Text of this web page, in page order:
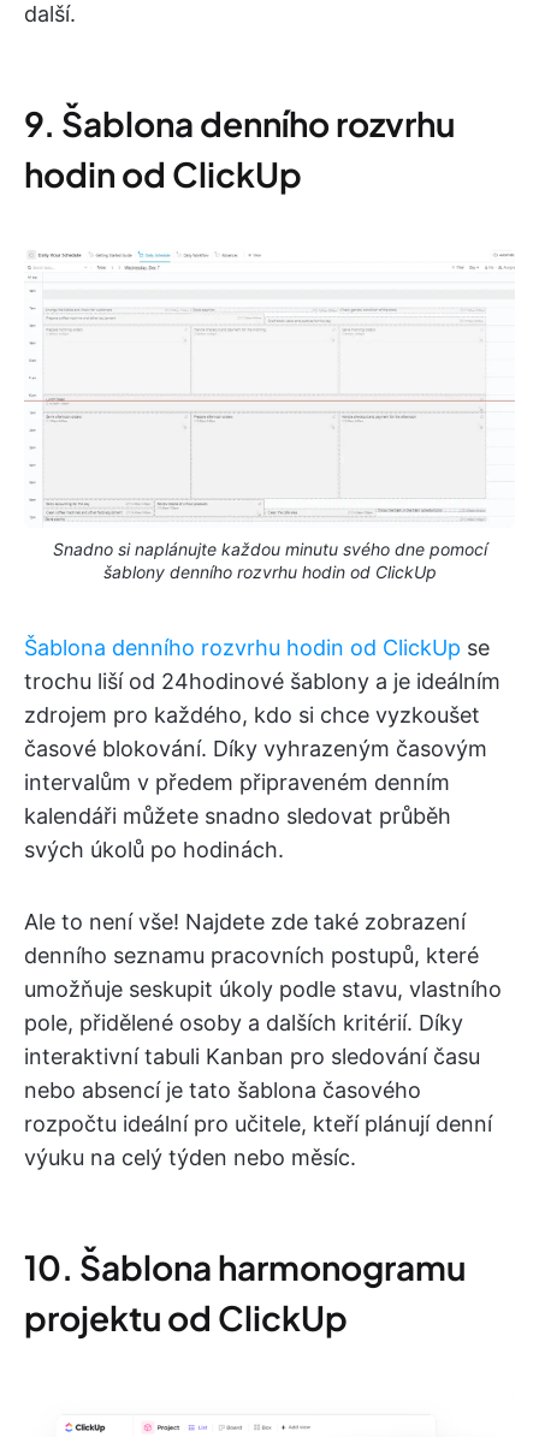
další.
9. Šablona denního rozvrhu
hodin od ClickUp
Snadno si naplánujte každou minutu svého dne pomocí
šablony denního rozvrhu hodin od ClickUp
Šablona denního rozvrhu hodin od ClickUp se
trochu liší od 24hodinové šablony a je ideálním
zdrojem pro každého, kdo si chce vyzkoušet
časové blokování. Díky vyhrazeným časovým
intervalům v předem připraveném denním
kalendáři můžete snadno sledovat průběh
svých úkolů po hodinách.
Ale to není vše! Najdete zde také zobrazení
denního seznamu pracovních postupů, které
umožňuje seskupit úkoly podle stavu, vlastního
pole, přidělené osoby a dalších kritérií. Díky
interaktivní tabuli Kanban pro sledování času
nebo absencí je tato šablona časového
rozpočtu ideální pro učitele, kteří plánují denní
výuku na celý týden nebo měsíc.
10. Šablona harmonogramu
projektu od ClickUp